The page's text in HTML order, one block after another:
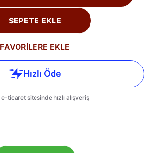
SEPETE EKLE
FAVORİLERE EKLE